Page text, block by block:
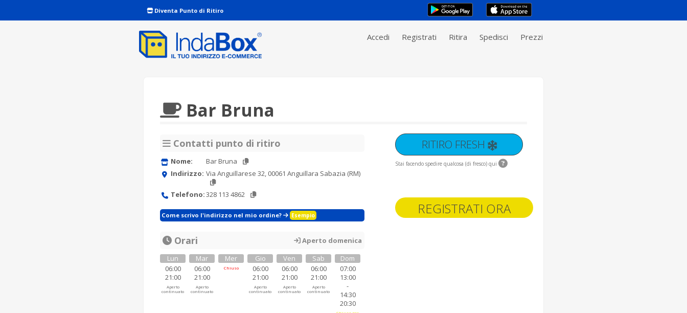
Diventa Punto di Ritiro
Accedi Registrati Ritira Spedisci Prezzi
REGISTRATI ORA
Bar Bruna
Contatti punto di ritiro
Nome:
Bar Bruna
Indirizzo: Via Anguillarese 32, 00061 Anguillara Sabazia (RM)
Telefono:328 113 4862
Come scrivo l'indirizzo nel mio ordine? Esempio
Orari
Aperto domenica
Lun
06:00
21:00
Aperto
continuato
Mar
06:00
21:00
Aperto
continuato
Mer
Chiuso
Gio
06:00
21:00
Aperto
continuato
Ven
06:00
21:00
Aperto
continuato
Sab
06:00
21:00
Aperto
continuato
Dom
07:00
13:00
-
14:30
20:30
RITIRO FRESH
Stai facendo spedire qualcosa (di fresco) qui